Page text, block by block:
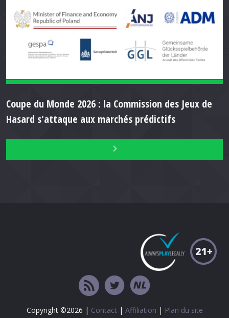
Coupe du Monde 2026 : la Commission des Jeux de
Hasard s'attaque aux marchés prédictifs
Copyright ©2026 | Contact | Affiliation | Plan du site